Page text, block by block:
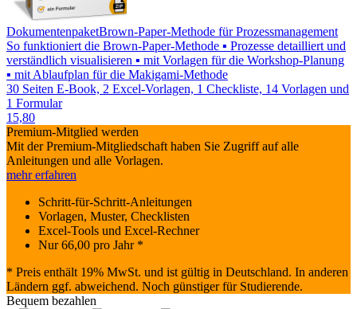
DokumentenpaketBrown-Paper-Methode für Prozessmanagement
So funktioniert die Brown-Paper-Methode ▪ Prozesse detailliert und
verständlich visualisieren ▪ mit Vorlagen für die Workshop-Planung
▪ mit Ablaufplan für die Makigami-Methode
30 Seiten E-Book, 2 Excel-Vorlagen, 1 Checkliste, 14 Vorlagen und
1 Formular
15,80
Premium-Mitglied werden
Mit der Premium-Mitgliedschaft haben Sie Zugriff auf alle
Anleitungen und alle Vorlagen.
mehr erfahren
Schritt-für-Schritt-Anleitungen
Vorlagen, Muster, Checklisten
Excel-Tools und Excel-Rechner
Nur66,00 pro Jahr *
* Preis enthält 19% MwSt. und ist gültig in Deutschland. In anderen
Ländern ggf. abweichend. Noch günstiger für Studierende.
Bequem bezahlen